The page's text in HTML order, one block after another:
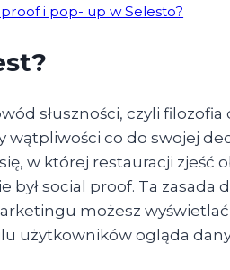
i pop- up w Selesto?
słuszności, czyli
co do swojej
w której restauracji zjeść
był social proof. Ta zasada
możesz
użytkowników ogląda